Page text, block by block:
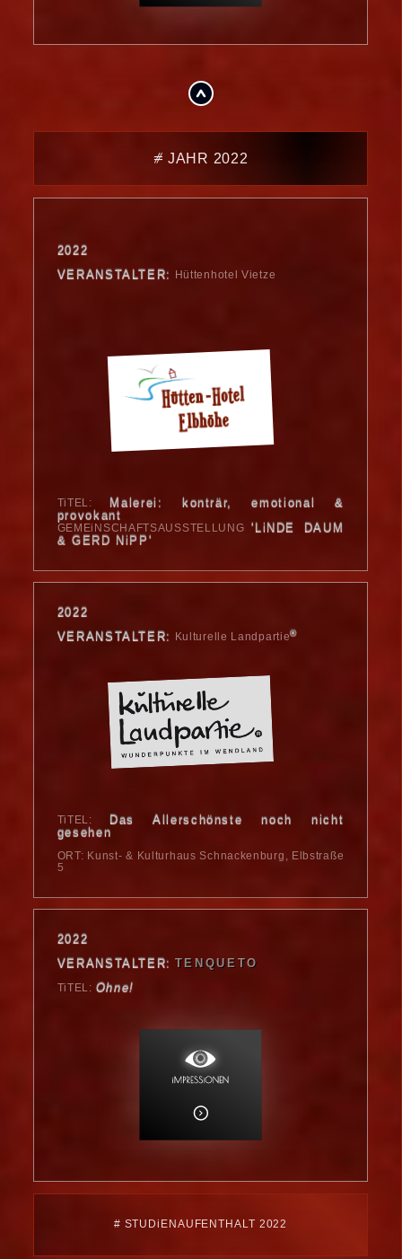
⧣ JAHR 2022
2022
VERANSTALTER:
Hüttenhotel Vietze
TiTEL: Malerei: konträr, emotional &
provokant
GEMEiNSCHAFTSAUSSTELLUNG'LiNDE DAUM
& GERD NiPP'
2022
VERANSTALTER: Kulturelle Landpartie®
TiTEL: Das Allerschönste noch nicht
gesehen
ORT: Kunst- & Kulturhaus Schnackenburg, Elbstraße
5
2022
VERANSTALTER: TENQUETO
TiTEL: Ohne!
# STUDiENAUFENTHALT 2022